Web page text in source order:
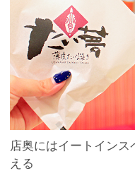
店奥にはイートイン
える